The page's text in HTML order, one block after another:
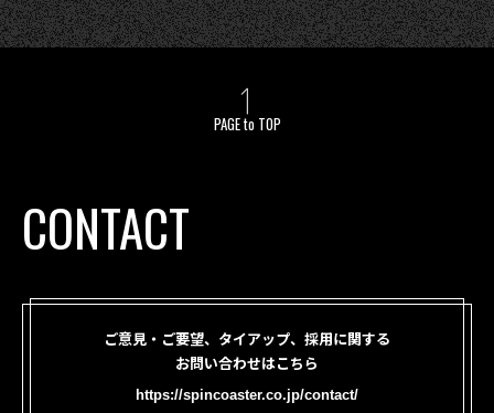
PAGE to TOP
CONTACT
ご意見・ご要望、タイアップ、採用に関する
お問い合わせはこちら
https://spincoaster.co.jp/contact/